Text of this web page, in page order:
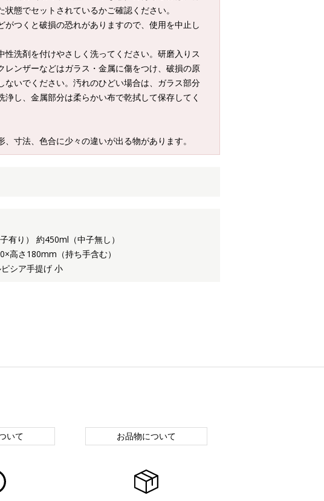
状態でセットされているかご確認ください。
がつくと破損の恐れがありますので、使用を中止し
性洗剤を付けやさしく洗ってください。研磨入りス
レンザーなどはガラス・金属に傷をつけ、破損の原
ないでください。汚れのひどい場合は、ガラス部分
浄し、金属部分は柔らかい布で乾拭して保存してく
、寸法、色合に少々の違いが出る物があります。
有り） 約450ml（中子無し）
高さ180mm（持ち手含む）
シア手提げ 小
いて お品物について